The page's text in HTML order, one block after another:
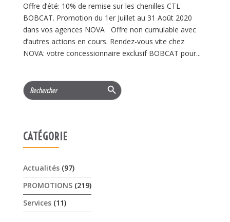
Offre d’été: 10% de remise sur les chenilles CTL
BOBCAT. Promotion du 1er Juillet au 31 Août 2020
dans vos agences NOVA Offre non cumulable avec
d’autres actions en cours. Rendez-vous vite chez
NOVA: votre concessionnaire exclusif BOBCAT pour...
Search
for:
Search Button
CATÉGORIE
Actualités(97)
PROMOTIONS(219)
Services(11)